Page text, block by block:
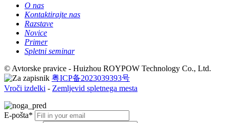
O nas
Kontaktirajte nas
Razstave
Novice
Primer
Spletni seminar
© Avtorske pravice - Huizhou ROYPOW Technology Co., Ltd.
粤ICP备2023039393号
Vroči izdelki - Zemljevid spletnega mesta
E-pošta*